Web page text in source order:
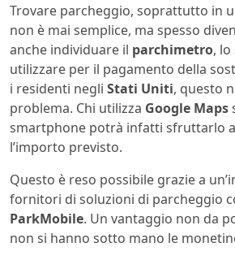
Trovare parcheggio, soprattutto in
non è mai semplice, ma spesso
anche individuare il parchimetro,
utilizzare per il pagamento della
i residenti negli Stati Uniti, questo
problema. Chi utilizza Google Maps
smartphone potrà infatti sfruttarlo
l’importo previsto.
Questo è reso possibile grazie a
fornitori di soluzioni di parcheggio
ParkMobile. Un vantaggio non da
non si hanno sotto mano le